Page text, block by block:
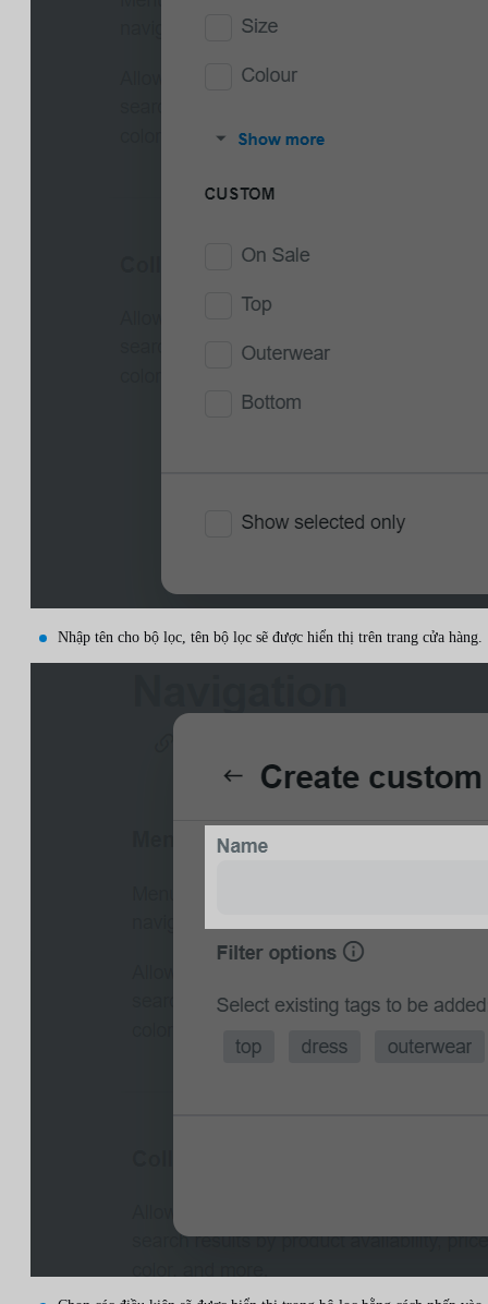
Nhập tên cho bộ lọc, tên bộ lọc sẽ được hiển thị trên trang cửa hàng.